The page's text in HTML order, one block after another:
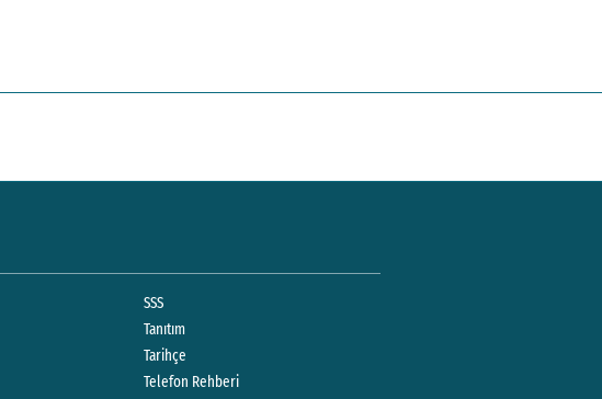
SSS
Tanıtım
Tarihçe
Telefon Rehberi